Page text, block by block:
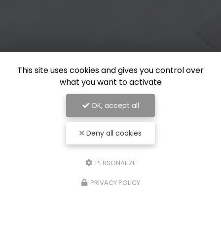
This site uses cookies and gives you control over
what you want to activate
OK, accept all
Deny all cookies
PERSONALIZE
PRIVACY POLICY